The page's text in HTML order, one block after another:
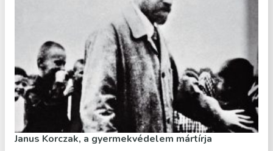
Janus Korczak, a gyermekvédelem mártírja